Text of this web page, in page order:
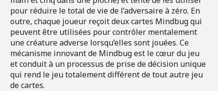
pour réduire le total de vie de l’adversaire à zéro. En
outre, chaque joueur reçoit deux cartes Mindbug qui
peuvent être utilisées pour contrôler mentalement
une créature adverse lorsqu’elles sont jouées. Ce
mécanisme innovant de Mindbug est le cœur du jeu
et conduit à un processus de prise de décision unique
qui rend le jeu totalement différent de tout autre jeu
de cartes.